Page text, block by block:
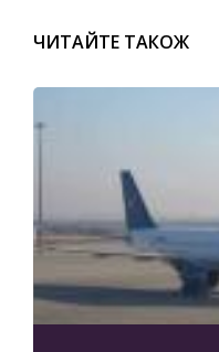
ЧИТАЙТЕ ТАКОЖ